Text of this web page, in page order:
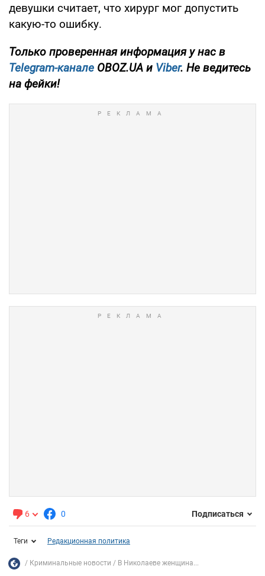
девушки считает, что хирург мог допустить
какую-то ошибку.
Только проверенная информация у нас в
Telegram-канале OBOZ.UA и Viber. Не ведитесь
на фейки!
6 0 Подписаться
Теги Редакционная политика
Криминальные новости В Николаеве женщина...